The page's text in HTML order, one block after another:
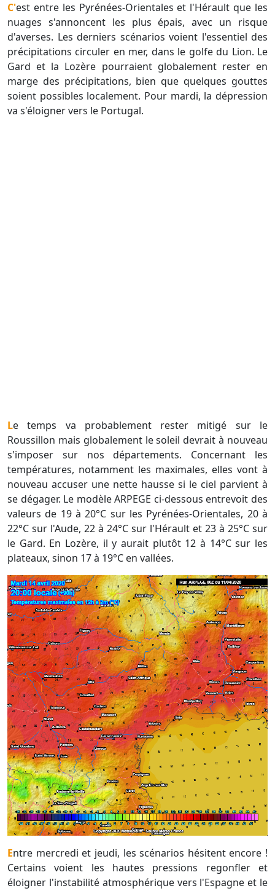
C'est entre les Pyrénées-Orientales et l'Hérault que les
nuages s'annoncent les plus épais, avec un risque
d'averses. Les derniers scénarios voient l'essentiel des
précipitations circuler en mer, dans le golfe du Lion. Le
Gard et la Lozère pourraient globalement rester en
marge des précipitations, bien que quelques gouttes
soient possibles localement. Pour mardi, la dépression
va s'éloigner vers le Portugal.
Le temps va probablement rester mitigé sur le
Roussillon mais globalement le soleil devrait à nouveau
s'imposer sur nos départements. Concernant les
températures, notamment les maximales, elles vont à
nouveau accuser une nette hausse si le ciel parvient à
se dégager. Le modèle ARPEGE ci-dessous entrevoit des
valeurs de 19 à 20°C sur les Pyrénées-Orientales, 20 à
22°C sur l'Aude, 22 à 24°C sur l'Hérault et 23 à 25°C sur
le Gard. En Lozère, il y aurait plutôt 12 à 14°C sur les
plateaux, sinon 17 à 19°C en vallées.
Entre mercredi et jeudi, les scénarios hésitent encore !
Certains voient les hautes pressions regonfler et
éloigner l'instabilité atmosphérique vers l'Espagne et le